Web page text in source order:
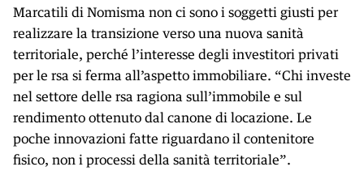
Marcatili di Nomisma non ci sono i soggetti giusti per
realizzare la transizione verso una nuova sanità
territoriale, perché l’interesse degli investitori privati
per le rsa si ferma all’aspetto immobiliare. “Chi investe
nel settore delle rsa ragiona sull’immobile e sul
rendimento ottenuto dal canone di locazione. Le
poche innovazioni fatte riguardano il contenitore
fisico, non i processi della sanità territoriale”.